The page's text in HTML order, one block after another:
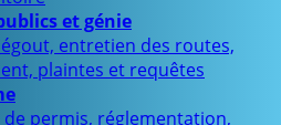
et génie
entretien des routes,
plaintes et requêtes
de permis, réglementation,